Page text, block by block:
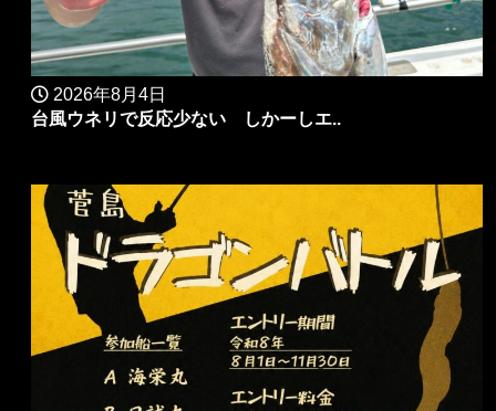
2026年8月4日
台風ウネリで反応少ない しかーしエ..